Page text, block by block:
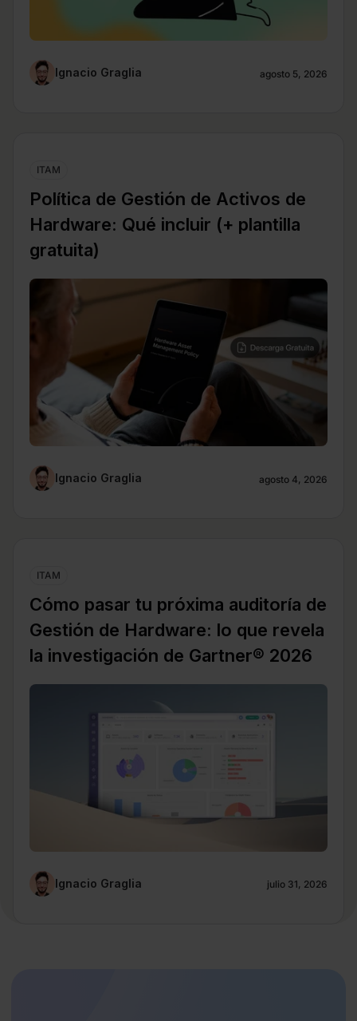
Ignacio Graglia agosto 5, 2026
ITAM
Política de Gestión de Activos de
Hardware: Qué incluir (+ plantilla
gratuita)
Ignacio Graglia agosto 4, 2026
ITAM
Cómo pasar tu próxima auditoría de
Gestión de Hardware: lo que revela
la investigación de Gartner® 2026
Ignacio Graglia julio 31, 2026